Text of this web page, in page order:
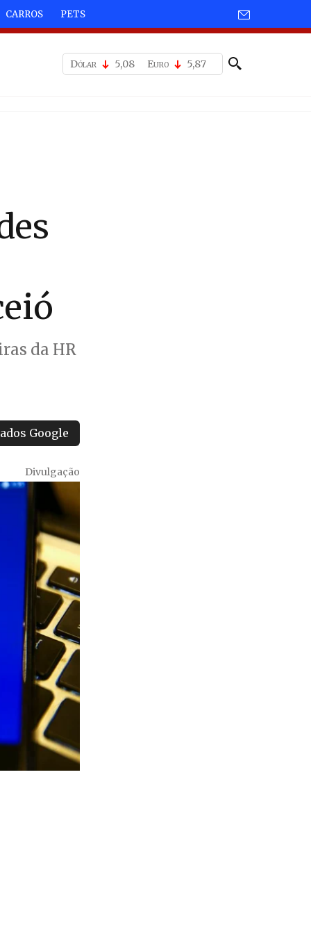
CARROS PETS
Dólar 5,08 Euro 5,87
da HR
Google
Divulgação